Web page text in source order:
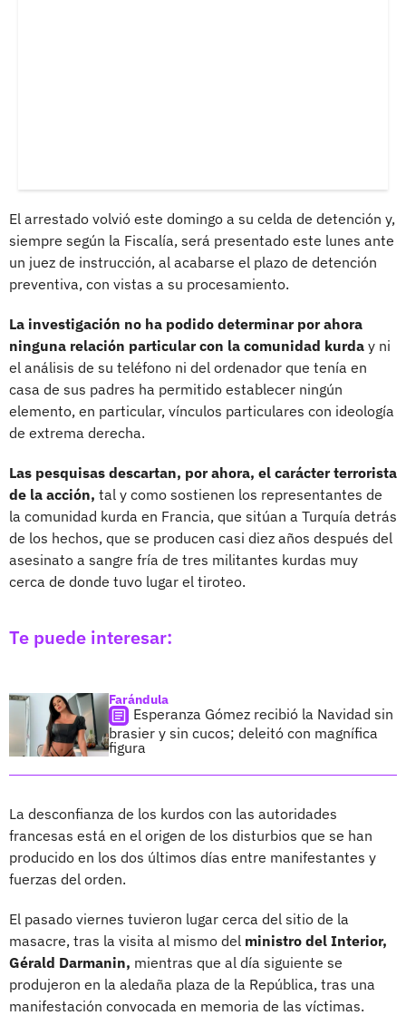
El arrestado volvió este domingo a su celda de detención y,
siempre según la Fiscalía, será presentado este lunes ante
un juez de instrucción, al acabarse el plazo de detención
preventiva, con vistas a su procesamiento.
La investigación no ha podido determinar por ahora
ninguna relación particular con la comunidad kurda y ni
el análisis de su teléfono ni del ordenador que tenía en
casa de sus padres ha permitido establecer ningún
elemento, en particular, vínculos particulares con ideología
de extrema derecha.
Las pesquisas descartan, por ahora, el carácter terrorista
de la acción, tal y como sostienen los representantes de
la comunidad kurda en Francia, que sitúan a Turquía detrás
de los hechos, que se producen casi diez años después del
asesinato a sangre fría de tres militantes kurdas muy
cerca de donde tuvo lugar el tiroteo.
Te puede interesar:
Farándula
Esperanza Gómez recibió la Navidad sin
brasier y sin cucos; deleitó con magnífica
figura
La desconfianza de los kurdos con las autoridades
francesas está en el origen de los disturbios que se han
producido en los dos últimos días entre manifestantes y
fuerzas del orden.
El pasado viernes tuvieron lugar cerca del sitio de la
masacre, tras la visita al mismo del ministro del Interior,
Gérald Darmanin, mientras que al día siguiente se
produjeron en la aledaña plaza de la República, tras una
manifestación convocada en memoria de las víctimas.